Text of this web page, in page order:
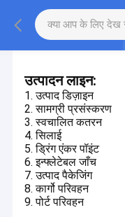
उत्पादन लाइन:
1. उत्पाद डिज़ाइन
2. सामग्री प्रसंस्करण
3. स्वचालित कतरन
4. सिलाई
5. ड्रिंग एंकर पॉइंट
6. इन्फ्लेटेबल जाँच
7. उत्पाद पैकेजिंग
8. कार्गो परिवहन
9. पोर्ट परिवहन